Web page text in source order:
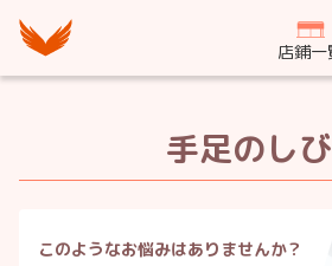
つながり整骨鍼灸院グループ
店鋪一
手足のし
このようなお悩みはありませんか？